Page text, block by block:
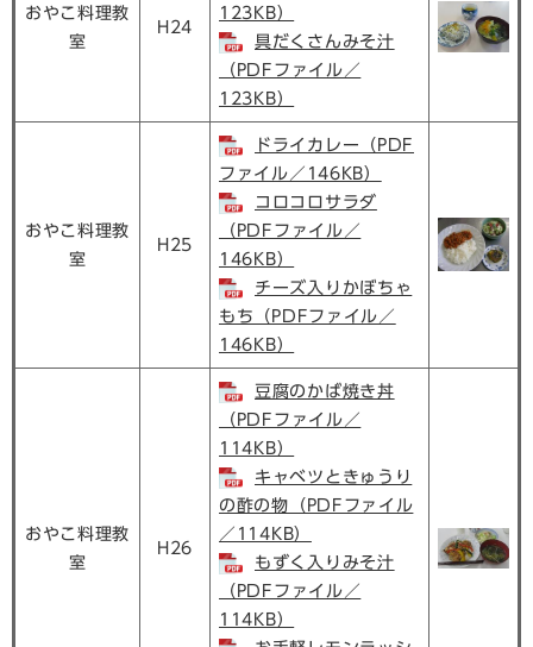
おやこ料理教
室
H24
123KB）
具だくさんみそ汁
（PDFファイル／
123KB）
おやこ料理教
室
H25
ドライカレー（PDF
ファイル／146KB）
コロコロサラダ
（PDFファイル／
146KB）
チーズ入りかぼちゃ
もち（PDFファイル／
146KB）
おやこ料理教
室
H26
豆腐のかば焼き丼
（PDFファイル／
114KB）
キャベツときゅうり
の酢の物（PDFファイル
／114KB）
もずく入りみそ汁
（PDFファイル／
114KB）